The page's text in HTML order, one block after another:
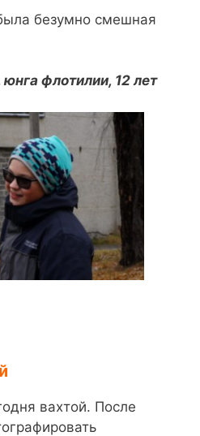
безумно смешная
юнга флотилии, 12 лет
вахтой. После